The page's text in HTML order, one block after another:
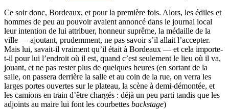
Ce soir donc, Bordeaux, et pour la première fois. Alors, les édiles et
hommes de peu au pouvoir avaient annoncé dans le journal local
leur intention de lui attribuer, honneur suprême, la médaille de la
ville — ajoutant, prudemment, ne pas savoir s’il allait l’accepter.
Mais lui, savait-il vraiment qu’il était à Bordeaux — et cela importe-
t-il pour lui l’endroit où il est, quand c’est seulement le lieu où il va,
jouant, et ne pas rester plus de quelques heures (en sortant de la
salle, on passera derrière la salle et au coin de la rue, on verra les
larges portes ouvertes sur le plateau, la scène à demi-démontée, et
les camions en train d’être chargés : déjà un peu parti tandis que les
adjoints au maire lui font les courbettes backstage)